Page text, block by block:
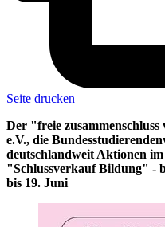
Seite drucken
Der "freie
e.V., die
deutschlandweit Aktionen
"Schlussverkauf Bildung" -
bis 19. Juni